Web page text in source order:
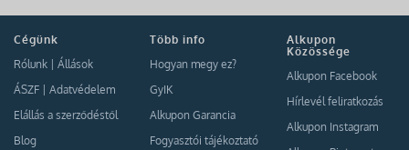
Cégünk
Rólunk
Állások
ÁSZF
Adatvédelem
Elállás a szerződéstől
Blog
Több info
Hogyan megy ez?
GyIK
Alkupon Garancia
Fogyasztói tájékoztató
Alkupon
Közössége
Alkupon Facebook
Hírlevél feliratkozás
Alkupon Instagram